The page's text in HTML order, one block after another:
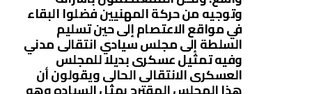
وتوجيه من حركة المهنيين فضلوا البقاء
في مواقع الاعتصام إلى حين تسليم
السلطة إلى مجلس سيادي انتقالى مدني
وفيه تمثيل عسكرى بديلا للمجلس
العسكرى الانتقالى الحالى ويقولون أن